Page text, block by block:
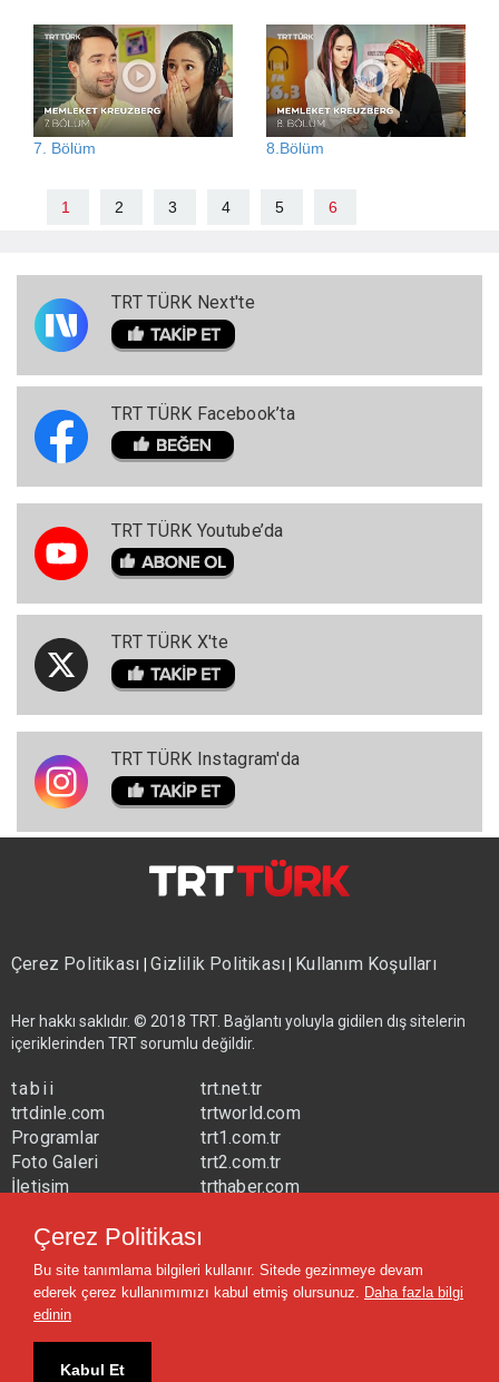
7. Bölüm 8.Bölüm
1 2 3 4 5 6
TRT TÜRK Next'te
TRT TÜRK Facebook’ta
TRT TÜRK Youtube’da
TRT TÜRK X'te
TRT TÜRK Instagram'da
Çerez Politikası|Gizlilik Politikası| Kullanım Koşulları
Her hakkı saklıdır. © 2018 TRT. Bağlantı yoluyla gidilen dış sitelerin
içeriklerinden TRT sorumlu değildir.
tabii
trtdinle.com
Programlar
Foto Galeri
İletişim
trt.net.tr
trtworld.com
trt1.com.tr
trt2.com.tr
trthaber.com
trtavaz.com.tr
trtmuzik.net.tr
trtcocuk.net.tr
Çerez Politikası
Bu site tanımlama bilgileri kullanır. Sitede gezinmeye devam
ederek çerez kullanımımızı kabul etmiş olursunuz. Daha fazla bilgi
edinin
Kabul Et